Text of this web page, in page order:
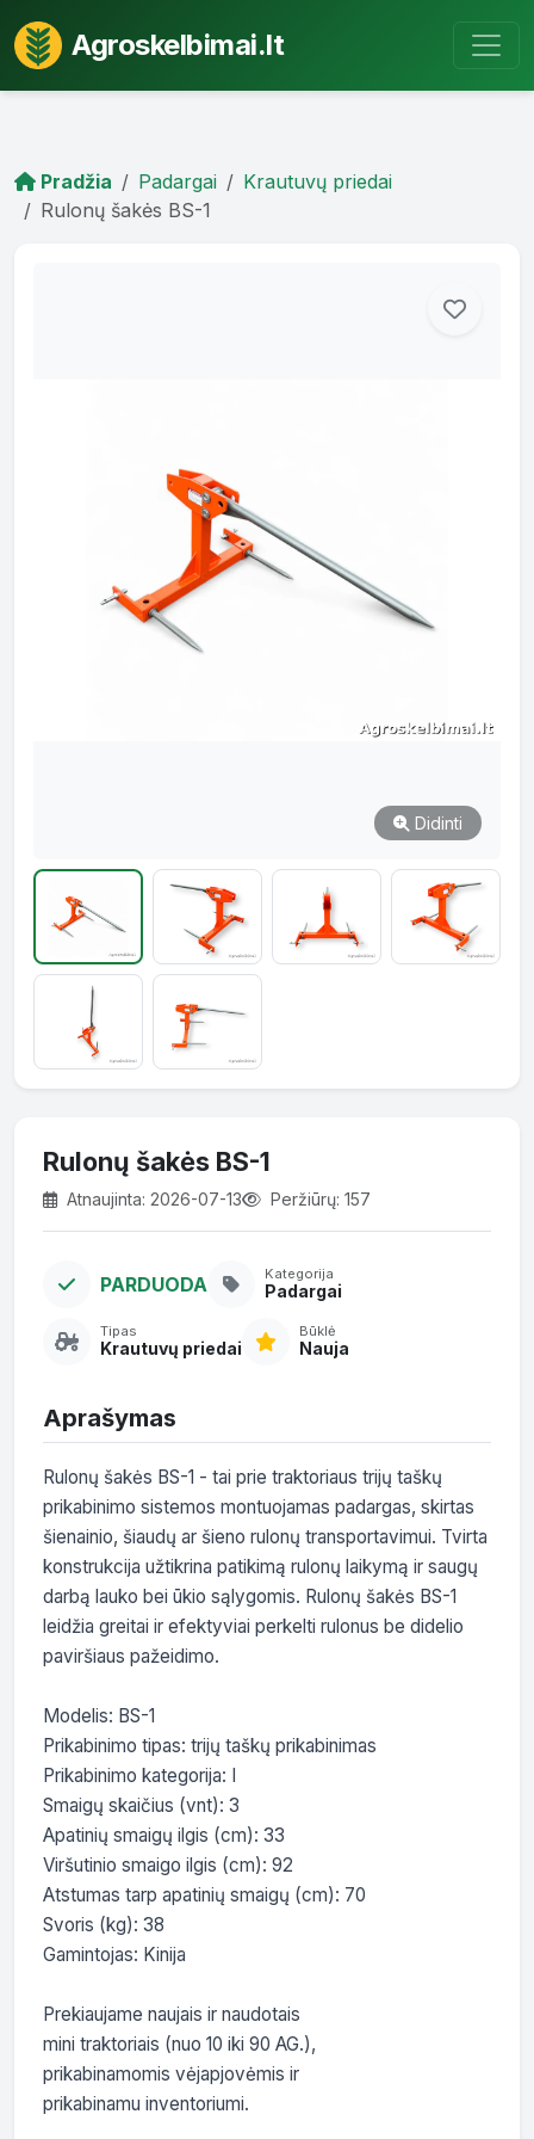
Agroskelbimai.lt
Pradžia Padargai
Krautuvų priedai
Rulonų šakės BS-1
Didinti
Rulonų šakės BS-1
Atnaujinta: 2026-07-13 Peržiūrų: 157
PARDUODA Kategorija
Padargai
Tipas
Krautuvų priedai
Būklė
Nauja
Aprašymas
Rulonų šakės BS-1 - tai prie traktoriaus trijų taškų
prikabinimo sistemos montuojamas padargas, skirtas
šienainio, šiaudų ar šieno rulonų transportavimui. Tvirta
konstrukcija užtikrina patikimą rulonų laikymą ir saugų
darbą lauko bei ūkio sąlygomis. Rulonų šakės BS-1
leidžia greitai ir efektyviai perkelti rulonus be didelio
paviršiaus pažeidimo.
Modelis: BS-1
Prikabinimo tipas: trijų taškų prikabinimas
Prikabinimo kategorija: I
Smaigų skaičius (vnt): 3
Apatinių smaigų ilgis (cm): 33
Viršutinio smaigo ilgis (cm): 92
Atstumas tarp apatinių smaigų (cm): 70
Svoris (kg): 38
Gamintojas: Kinija
Prekiaujame naujais ir naudotais
mini traktoriais (nuo 10 iki 90 AG.),
prikabinamomis vėjapjovėmis ir
prikabinamu inventoriumi.